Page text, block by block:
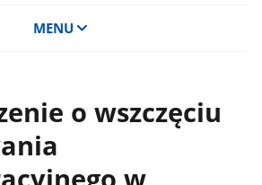
MENU
o wszczęciu